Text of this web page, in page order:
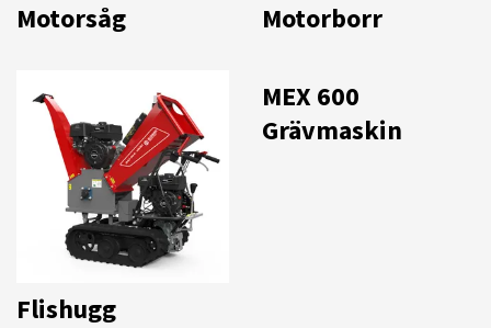
Motorsåg Motorborr
Flishugg
MEX 600
Grävmaskin